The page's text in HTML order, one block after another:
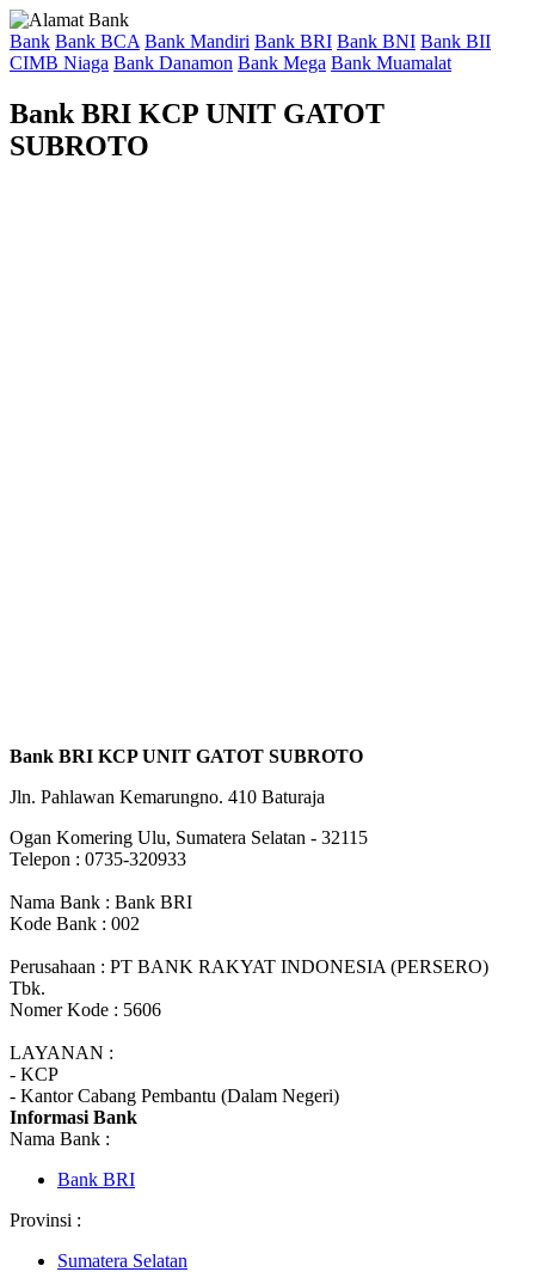
Bank Bank BCA Bank Mandiri Bank BRI Bank BNI Bank BII
CIMB Niaga Bank Danamon Bank Mega Bank Muamalat
Bank BRI KCP UNIT GATOT
SUBROTO
Bank BRI KCP UNIT GATOT SUBROTO
Jln. Pahlawan Kemarungno. 410 Baturaja
Ogan Komering Ulu, Sumatera Selatan - 32115
Telepon : 0735-320933
Nama Bank : Bank BRI
Kode Bank : 002
Perusahaan : PT BANK RAKYAT INDONESIA (PERSERO)
Tbk.
Nomer Kode : 5606
LAYANAN :
- KCP
- Kantor Cabang Pembantu (Dalam Negeri)
Informasi Bank
Nama Bank :
Bank BRI
Provinsi :
Sumatera Selatan